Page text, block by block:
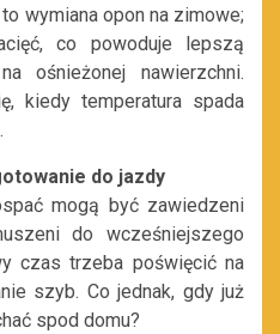
to wymiana opon na zimowe;
co powoduje lepszą
ośnieżonej nawierzchni.
kiedy temperatura spada
do jazdy
mogą być zawiedzeni
do wcześniejszego
czas trzeba poświęcić na
szyb. Co jednak, gdy już
spod domu?